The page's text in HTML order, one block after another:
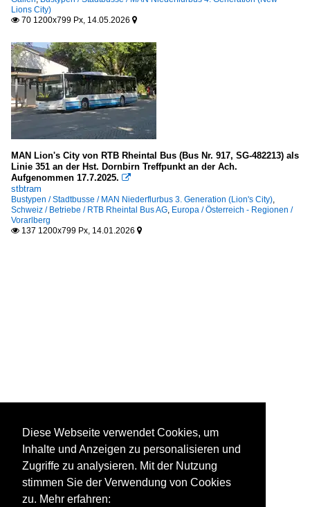
Lions City)
 70 1200x799 Px, 14.05.2026 
MAN Lion's City von RTB Rheintal Bus (Bus Nr. 917, SG-482213) als
Linie 351 an der Hst. Dornbirn Treffpunkt an der Ach.
Aufgenommen 17.7.2025. 
stbtram
Bustypen / Stadtbusse / MAN Niederflurbus 3. Generation (Lion's City),
Schweiz / Betriebe / RTB Rheintal Bus AG, Europa / Österreich - Regionen /
Vorarlberg
 137 1200x799 Px, 14.01.2026 
Diese Webseite verwendet Cookies, um
Inhalte und Anzeigen zu personalisieren und
Zugriffe zu analysieren. Mit der Nutzung
stimmen Sie der Verwendung von Cookies
zu. Mehr erfahren: